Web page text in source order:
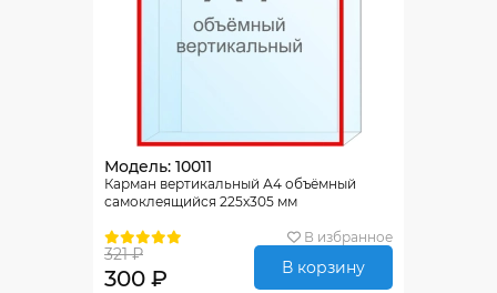
Модель: 10011
Карман вертикальный А4 объёмный
самоклеящийся 225х305 мм
В избранное
321 ₽
300 ₽ В корзину